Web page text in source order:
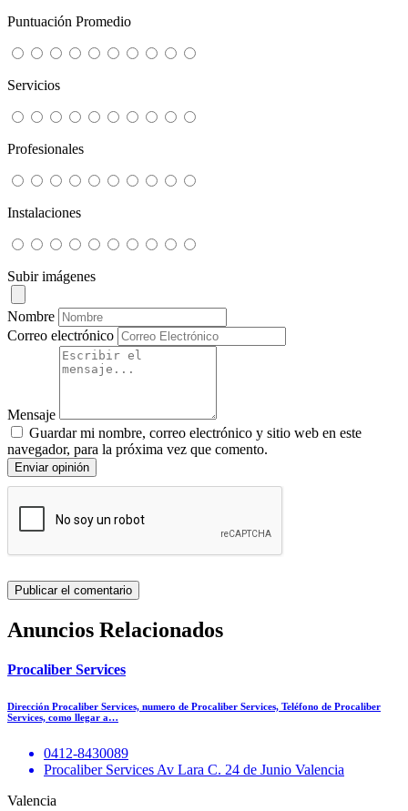
Puntuación Promedio
Servicios
Profesionales
Instalaciones
Subir imágenes
Nombre
Correo electrónico
Mensaje
Guardar mi nombre, correo electrónico y sitio web en este
navegador, para la próxima vez que comento.
Enviar opinión
Anuncios Relacionados
Procaliber Services
Dirección Procaliber Services, numero de Procaliber Services, Teléfono de Procaliber
Services, como llegar a…
0412-8430089
Procaliber Services Av Lara C. 24 de Junio Valencia
Valencia